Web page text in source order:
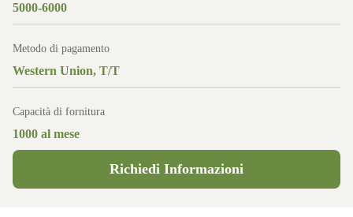
5000-6000
Metodo di pagamento
Western Union, T/T
Capacità di fornitura
1000 al mese
Richiedi Informazioni